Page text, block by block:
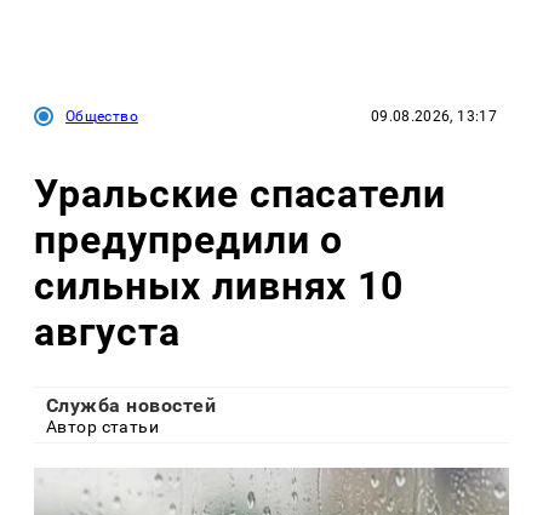
Общество 09.08.2026, 13:17
Уральские спасатели
предупредили о
сильных ливнях 10
августа
Служба новостей
Автор статьи